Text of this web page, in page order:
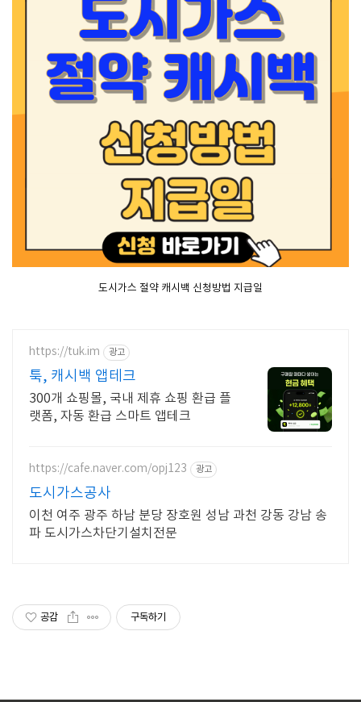
도시가스 절약 캐시백 신청방법 지급일
https://tuk.im 광고
툭, 캐시백 앱테크
300개 쇼핑몰, 국내 제휴 쇼핑 환급 플
랫폼, 자동 환급 스마트 앱테크
https://cafe.naver.com/opj123 광고
도시가스공사
이천 여주 광주 하남 분당 장호원 성남 과천 강동 강남 송
파 도시가스차단기설치전문
공감 구독하기